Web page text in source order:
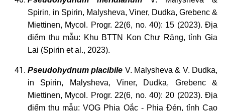
Spirin, in Spirin, Malysheva, Viner, Dudka, Grebenc &
Miettinen, Mycol. Progr. 22(6, no. 40): 15 (2023). Địa
điểm thu mẫu: Khu BTTN Kon Chư Răng, tỉnh Gia
Lai (Spirin et al., 2023).
Pseudohydnum placibile V. Malysheva & V. Dudka,
in Spirin,
Malysheva, Viner, Dudka, Grebenc &
Miettinen, Mycol. Progr. 22(6, no. 40): 20 (2023). Địa
điểm thu mẫu: VQG Phia Oắc - Phia Đén, tỉnh Cao